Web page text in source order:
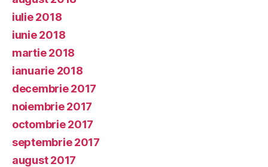
iulie 2018
iunie 2018
martie 2018
ianuarie 2018
decembrie 2017
noiembrie 2017
octombrie 2017
septembrie 2017
august 2017